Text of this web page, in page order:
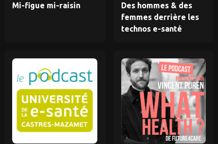
Mi-figue mi-raisin
Des hommes & des
femmes derrière les
technos e-santé